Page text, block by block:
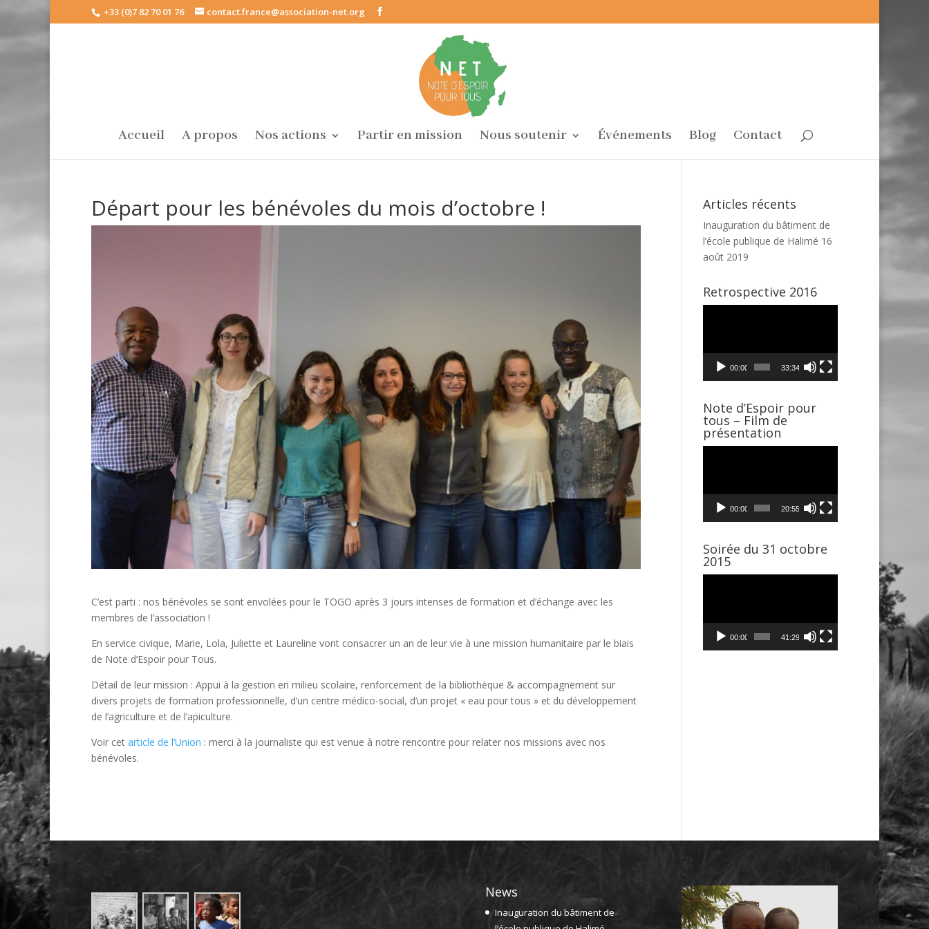
+33 (0)7 82 70 01 76 contact.france@association-net.org
Accueil A propos Nos actions Partir en mission Nous soutenir Événements Blog Contact
Départ pour les bénévoles du mois d’octobre !
C’est parti : nos bénévoles se sont envolées pour le TOGO après 3 jours intenses de formation et d’échange avec les
membres de l’association !
En service civique, Marie, Lola, Juliette et Laureline vont consacrer un an de leur vie à une mission humanitaire par le biais
de Note d’Espoir pour Tous.
Détail de leur mission : Appui à la gestion en milieu scolaire, renforcement de la bibliothèque & accompagnement sur
divers projets de formation professionnelle, d’un centre médico-social, d’un projet « eau pour tous » et du développement
de l’agriculture et de l’apiculture.
Voir cet article de l’Union : merci à la journaliste qui est venue à notre rencontre pour relater nos missions avec nos
bénévoles.
Articles récents
Inauguration du bâtiment de
l’école publique de Halimé 16
août 2019
Retrospective 2016
00:00 33:34
Note d’Espoir pour
tous – Film de
présentation
00:00 20:55
Soirée du 31 octobre
2015
00:00 41:29
News
Inauguration du bâtiment de